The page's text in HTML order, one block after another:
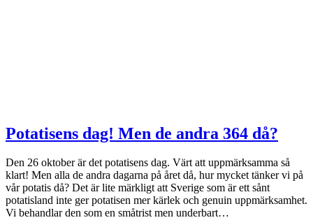
Potatisens dag! Men de andra 364 då?
Den 26 oktober är det potatisens dag. Värt att uppmärksamma så
klart! Men alla de andra dagarna på året då, hur mycket tänker vi på
vår potatis då? Det är lite märkligt att Sverige som är ett sånt
potatisland inte ger potatisen mer kärlek och genuin uppmärksamhet.
Vi behandlar den som en småtrist men underbart…